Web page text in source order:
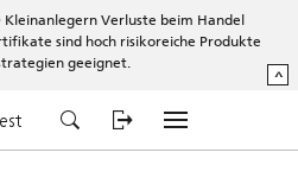
Verluste beim Handel
sind hoch risikoreiche Produkte
geeignet.
^